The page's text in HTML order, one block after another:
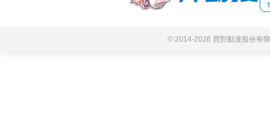
© 2014-2026 買對動漫股份有